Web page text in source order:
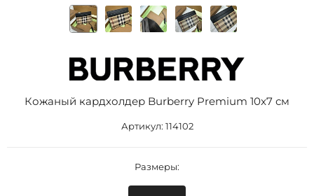
Кожаный кардхолдер Burberry Premium 10x7 см
Артикул: 114102
Размеры: